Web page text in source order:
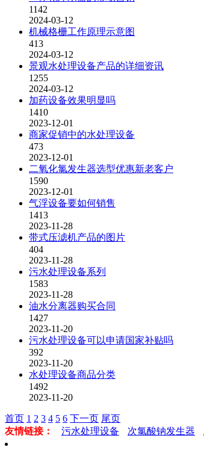
1142
2024-03-12
机械格栅工作原理示意图
413
2024-03-12
景观水处理设备产品的详细资讯
1255
2024-03-12
加药设备效果明显吗
1410
2023-12-01
商家促销中的水处理设备
473
2023-12-01
二氧化氯发生器选型优惠新老客户
1590
2023-12-01
气浮设备要如何销售
1413
2023-11-28
带式压滤机产品的图片
404
2023-11-28
污水处理设备系列
1583
2023-11-28
油水分离器购买合同
1427
2023-11-20
污水处理设备可以申请国家补贴吗
392
2023-11-20
水处理设备商品分类
1492
2023-11-20
首页 1 2 3 4 5 6 下一页 尾页
友情链接：
污水处理设备 次氯酸钠发生器